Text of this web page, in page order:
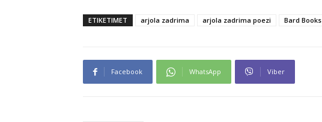
ETIKETIMET arjola zadrima arjola zadrima poezi Bard Books
Facebook WhatsApp Viber